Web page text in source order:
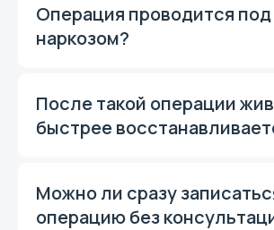
Операция проводится под
наркозом?
После такой операции
быстрее
Можно ли сразу
операцию без